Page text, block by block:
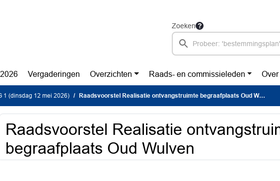
Zoeken
Vergaderingen Overzichten Raads- en commissieleden
1 (dinsdag 12 mei 2026) Raadsvoorstel Realisatie ontvangstruimte begraafplaats Oud Wulven
Raadsvoorstel Realisatie
begraafplaats Oud Wulven